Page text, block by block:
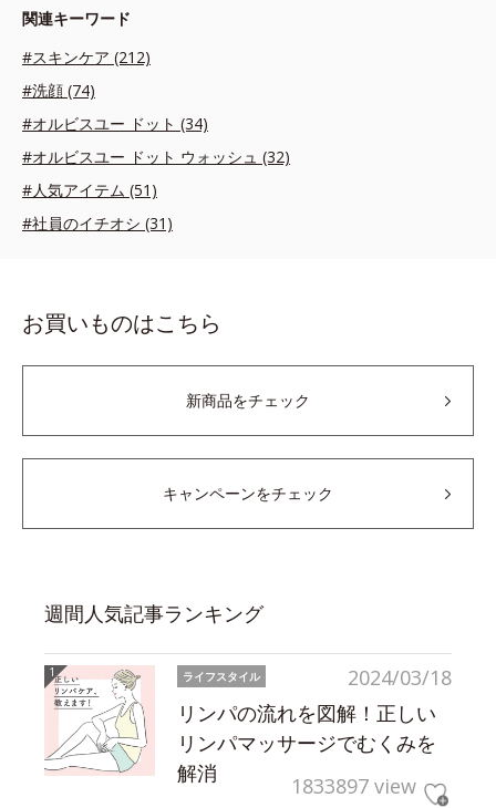
関連キーワード
#スキンケア (212)
#洗顔 (74)
#オルビスユー ドット (34)
#オルビスユー ドット ウォッシュ (32)
#人気アイテム (51)
#社員のイチオシ (31)
お買いものはこちら
新商品をチェック
キャンペーンをチェック
週間人気記事ランキング
2024/03/18
ライフスタイル
リンパの流れを図解！正しい
リンパマッサージでむくみを
解消
1833897 view